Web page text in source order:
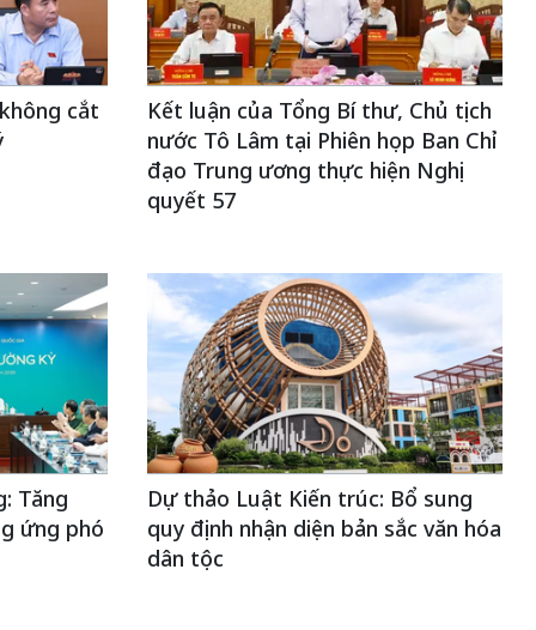
cắt
Kết luận của Tổng Bí thư, Chủ tịch
nước Tô Lâm tại Phiên họp Ban Chỉ
đạo Trung ương thực hiện Nghị
quyết 57
Tăng
ứng phó
Dự thảo Luật Kiến trúc: Bổ sung
quy định nhận diện bản sắc văn hóa
dân tộc